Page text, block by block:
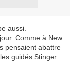
aussi.
Comme à New
pensaient abattre
guidés Stinger